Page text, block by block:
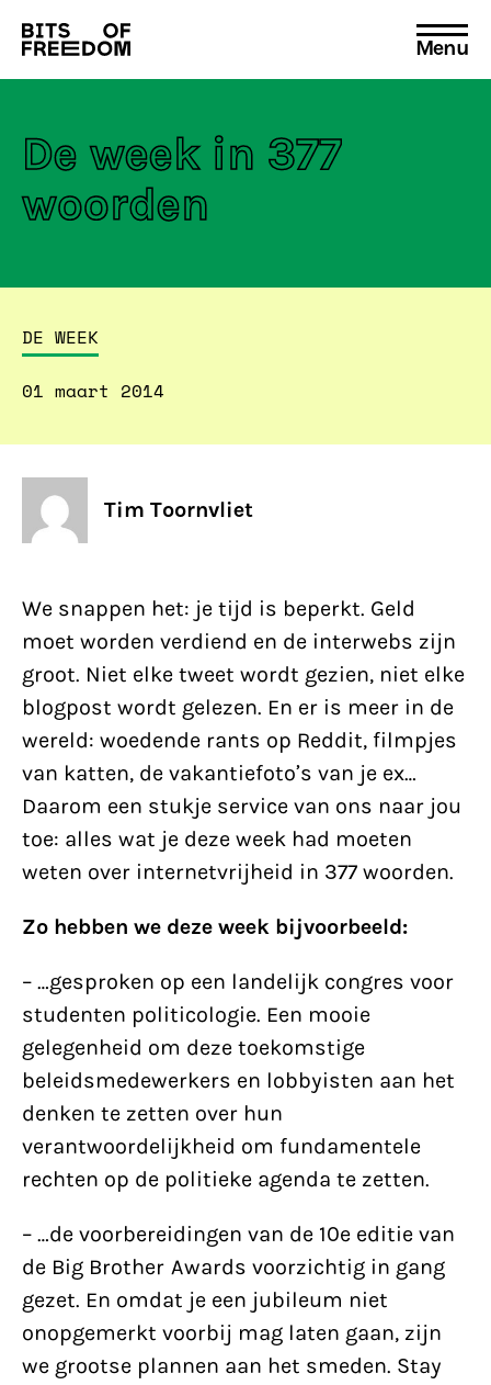
Search
for:
Menu
De week in 377
woorden
DE WEEK
01 maart 2014
Tim Toornvliet
We snappen het: je tijd is beperkt. Geld
moet worden verdiend en de interwebs zijn
groot. Niet elke tweet wordt gezien, niet elke
blogpost wordt gelezen. En er is meer in de
wereld: woedende rants op Reddit, filmpjes
van katten, de vakantiefoto’s van je ex…
Daarom een stukje service van ons naar jou
toe: alles wat je deze week had moeten
weten over internetvrijheid in 377 woorden.
Zo hebben we deze week bijvoorbeeld:
– …gesproken op een landelijk congres voor
studenten politicologie. Een mooie
gelegenheid om deze toekomstige
beleidsmedewerkers en lobbyisten aan het
denken te zetten over hun
verantwoordelijkheid om fundamentele
rechten op de politieke agenda te zetten.
– …de voorbereidingen van de 10e editie van
de Big Brother Awards voorzichtig in gang
gezet. En omdat je een jubileum niet
onopgemerkt voorbij mag laten gaan, zijn
we grootse plannen aan het smeden. Stay